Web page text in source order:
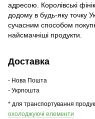
адресою. Королівські
додому в будь-яку точку
сучасним способом
найсмачніші продукти.
Доставка
- Нова Пошта
- Укрпошта
* для транспортування
охолоджуючі елементи